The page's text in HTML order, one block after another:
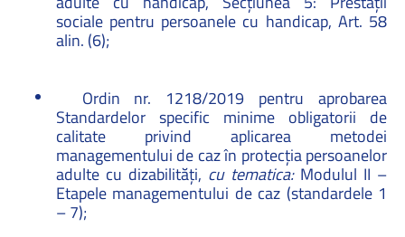
sociale pentru persoanele cu handicap, Art. 58
alin. (6);
Ordin nr. 1218/2019 pentru aprobarea
Standardelor specific minime obligatorii de
calitate privind aplicarea metodei
managementului de caz în protecția persoanelor
adulte cu dizabilități, cu tematica: Modulul II –
Etapele managementului de caz (standardele 1
– 7);